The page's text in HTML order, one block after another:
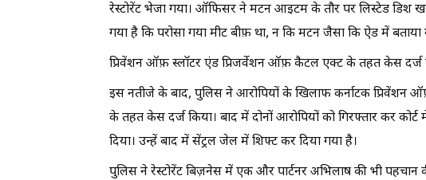
रेस्टोरेंट भेजा गया। ऑफिसर ने मटन आइटम के तौर पर लिस्टेड डिश
गया है कि परोसा गया मीट बीफ़ था, न कि मटन जैसा कि ऐड में बताया
प्रिवेंशन ऑफ़ स्लॉटर एंड प्रिजर्वेशन ऑफ़ कैटल एक्ट के तहत केस दर्ज
इस नतीजे के बाद, पुलिस ने आरोपियों के खिलाफ कर्नाटक प्रिवेंशन
के तहत केस दर्ज किया। बाद में दोनों आरोपियों को गिरफ्तार कर
दिया। उन्हें बाद में सेंट्रल जेल में शिफ्ट कर दिया गया है।
पुलिस ने रेस्टोरेंट बिज़नेस में एक और पार्टनर अभिलाष की भी